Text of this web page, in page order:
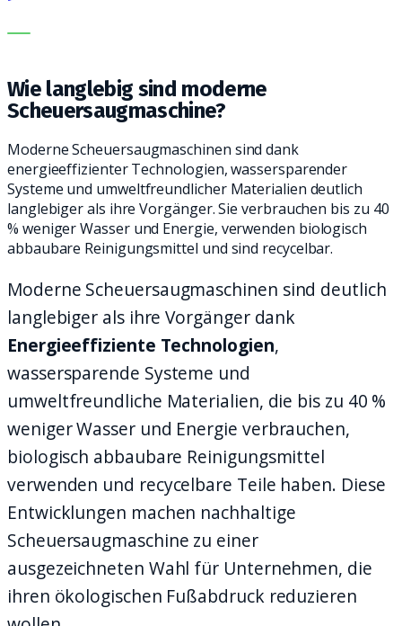
FÜR SCHRITT UND ÜBERTRAGEN ES AUF IHREN
Wie langlebig sind moderne
Scheuersaugmaschine?
Moderne Scheuersaugmaschinen sind dank
energieeffizienter Technologien, wassersparender
Systeme und umweltfreundlicher Materialien deutlich
langlebiger als ihre Vorgänger. Sie verbrauchen bis zu 40
% weniger Wasser und Energie, verwenden biologisch
abbaubare Reinigungsmittel und sind recycelbar.
Moderne Scheuersaugmaschinen sind deutlich
langlebiger als ihre Vorgänger dank
Energieeffiziente Technologien,
wassersparende Systeme und
umweltfreundliche Materialien, die bis zu 40 %
weniger Wasser und Energie verbrauchen,
biologisch abbaubare Reinigungsmittel
verwenden und recycelbare Teile haben. Diese
Entwicklungen machen nachhaltige
Scheuersaugmaschine zu einer
ausgezeichneten Wahl für Unternehmen, die
ihren ökologischen Fußabdruck reduzieren